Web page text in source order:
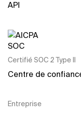
API
Certifié SOC 2 Type II
Centre de
Entreprise